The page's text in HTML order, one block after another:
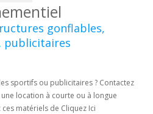
gonflables,
publicitaires
sportifs ou publicitaires ? Contactez
location à courte ou à longue
matériels de Cliquez Ici